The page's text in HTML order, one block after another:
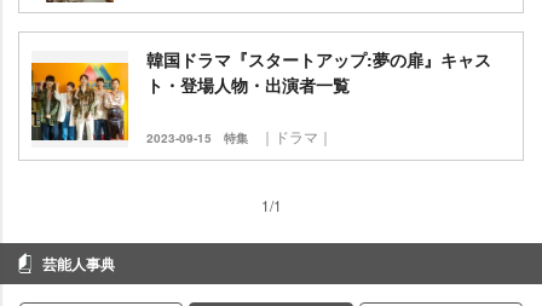
韓国ドラマ『スタートアップ:夢の扉』キャス
ト・登場人物・出演者一覧
2023-09-15 特集 ｜ドラマ｜
1/1
芸能人事典